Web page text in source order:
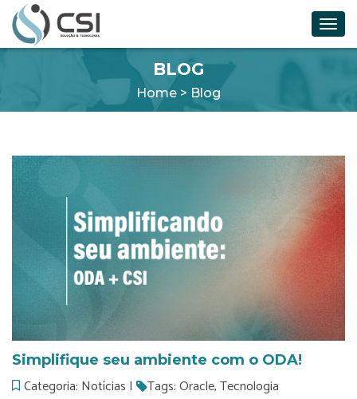
BLOG
Home > Blog
Simplifique seu ambiente com o ODA!
Categoria: Notícias | Tags: Oracle, Tecnologia